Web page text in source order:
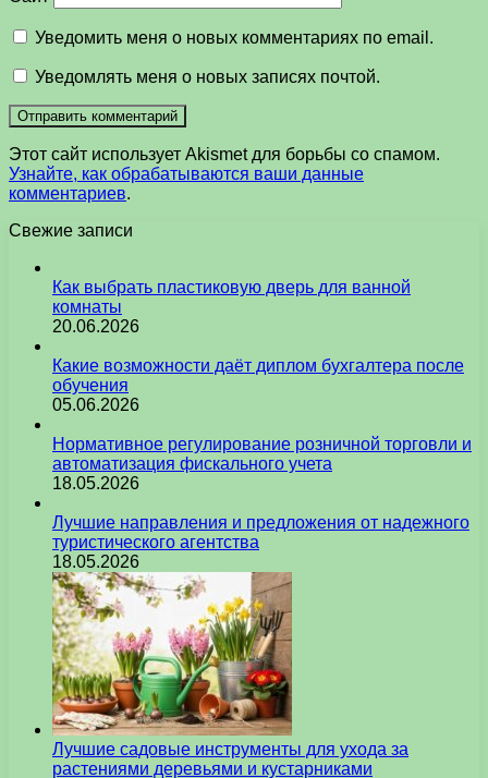
Уведомить меня о новых комментариях по email.
Уведомлять меня о новых записях почтой.
Этот сайт использует Akismet для борьбы со спамом.
Узнайте, как обрабатываются ваши данные
комментариев.
Свежие записи
Как выбрать пластиковую дверь для ванной
комнаты
20.06.2026
Какие возможности даёт диплом бухгалтера после
обучения
05.06.2026
Нормативное регулирование розничной торговли и
автоматизация фискального учета
18.05.2026
Лучшие направления и предложения от надежного
туристического агентства
18.05.2026
Лучшие садовые инструменты для ухода за
растениями деревьями и кустарниками